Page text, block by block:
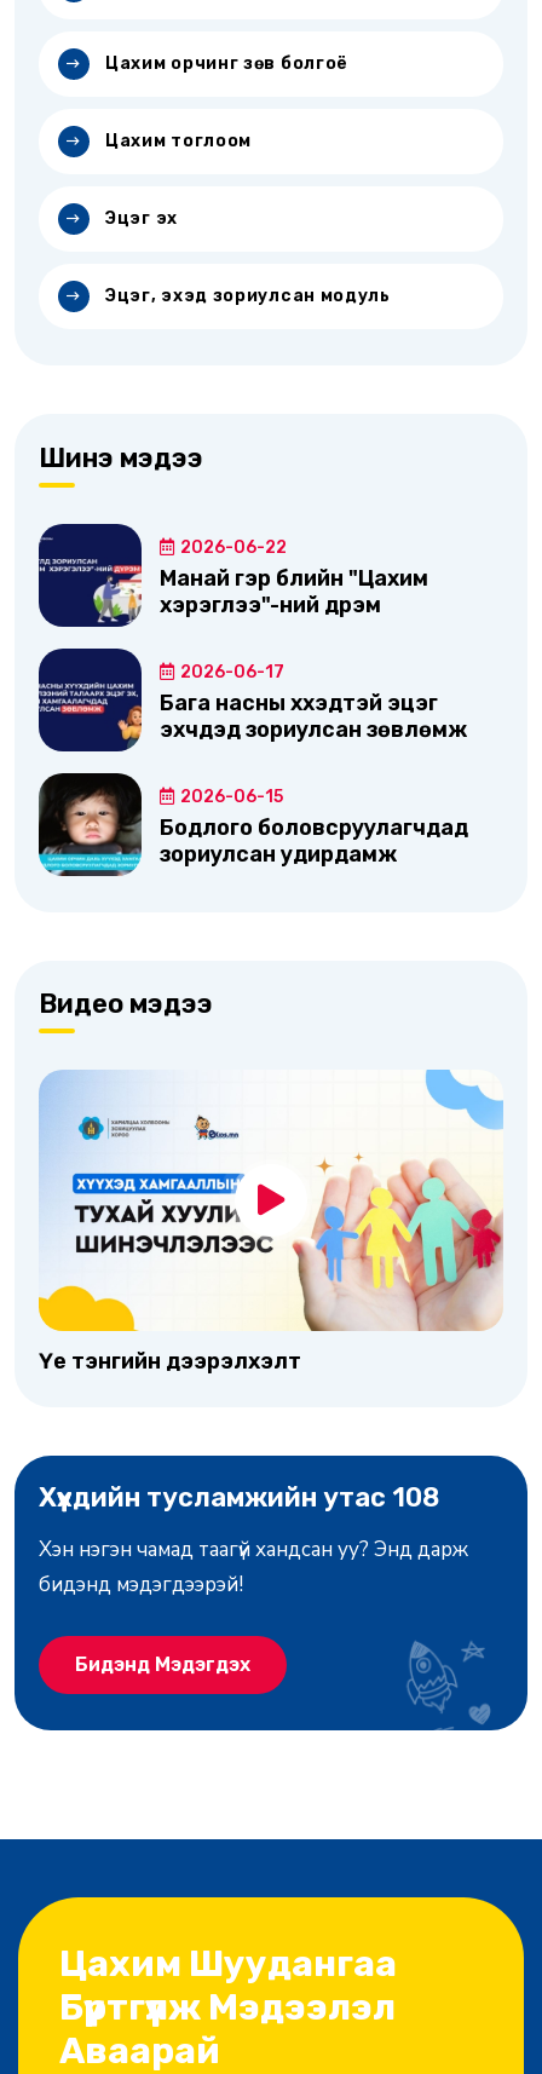
Цахим орчинг зөв болгоё
Цахим тоглоом
Эцэг эх
Эцэг, эхэд зориулсан модуль
Шинэ мэдээ
2026-06-22
Манай гэр бүлийн "Цахим
хэрэглээ"-ний дүрэм
2026-06-17
Бага насны хүүхэдтэй эцэг
эхчүүдэд зориулсан зөвлөмж
2026-06-15
Бодлого боловсруулагчдад
зориулсан удирдамж
Видео мэдээ
Үе тэнгийн дээрэлхэлт
Хүүхдийн тусламжийн утас 108
Хэн нэгэн чамад таагүй хандсан уу? Энд дарж
бидэнд мэдэгдээрэй!
Бидэнд Мэдэгдэх
Цахим Шуудангаа
Бүртгүүлж Мэдээлэл
Аваарай